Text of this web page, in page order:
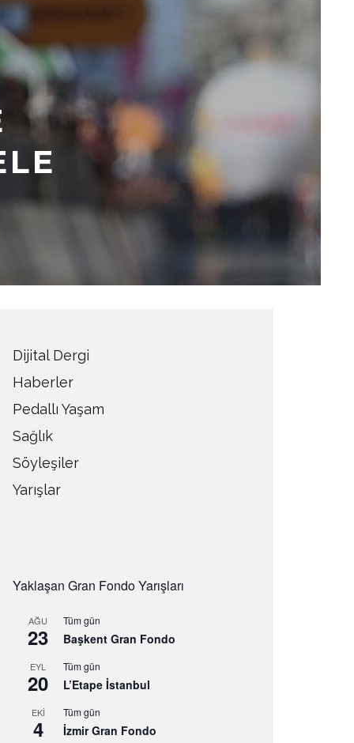
Dijital Dergi
Haberler
Pedallı Yaşam
Sağlık
Söyleşiler
Yarışlar
Yaklaşan Gran Fondo Yarışları
AĞU
23
Tüm gün
Başkent Gran Fondo
EYL
20
Tüm gün
L’Etape İstanbul
EKI
4
Tüm gün
İzmir Gran Fondo